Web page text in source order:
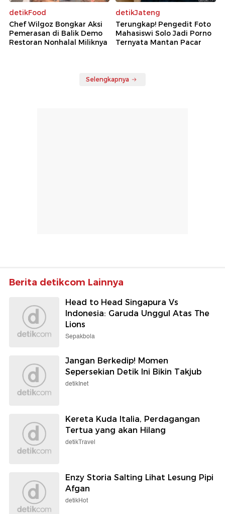
detikFood
Chef Wilgoz Bongkar Aksi
Pemerasan di Balik Demo
Restoran Nonhalal Miliknya
detikJateng
Terungkap! Pengedit Foto
Mahasiswi Solo Jadi Porno
Ternyata Mantan Pacar
Selengkapnya
Berita detikcom Lainnya
Head to Head Singapura Vs
Indonesia: Garuda Unggul Atas The
Lions
Sepakbola
Jangan Berkedip! Momen
Sepersekian Detik Ini Bikin Takjub
detikInet
Kereta Kuda Italia, Perdagangan
Tertua yang akan Hilang
detikTravel
Enzy Storia Salting Lihat Lesung Pipi
Afgan
detikHot